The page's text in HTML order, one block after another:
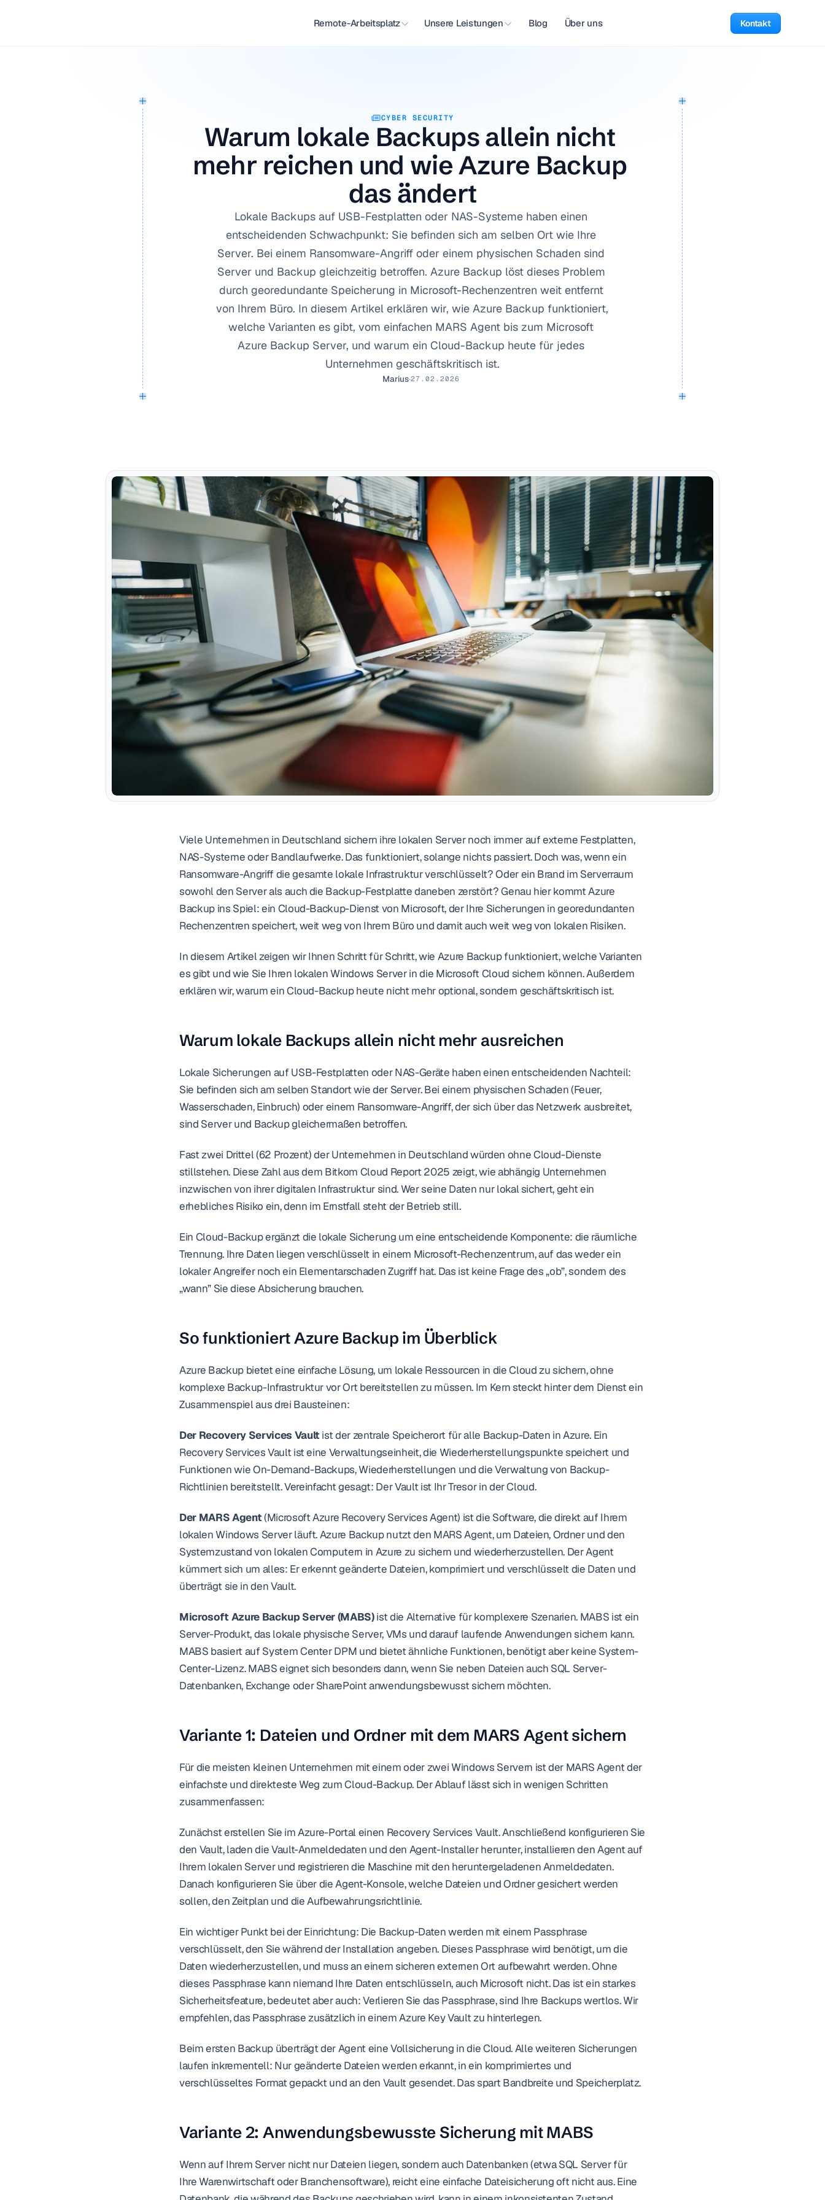
Remote-Arbeitsplatz Unsere Leistungen Blog Über uns Kontakt
CYBER SECURITY
Warum lokale Backups allein nicht
mehr reichen und wie Azure Backup
das ändert
Lokale Backups auf USB-Festplatten oder NAS-Systeme haben einen
entscheidenden Schwachpunkt: Sie befinden sich am selben Ort wie Ihre
Server. Bei einem Ransomware-Angriff oder einem physischen Schaden sind
Server und Backup gleichzeitig betroffen. Azure Backup löst dieses Problem
durch georedundante Speicherung in Microsoft-Rechenzentren weit entfernt
von Ihrem Büro. In diesem Artikel erklären wir, wie Azure Backup funktioniert,
welche Varianten es gibt, vom einfachen MARS Agent bis zum Microsoft
Azure Backup Server, und warum ein Cloud-Backup heute für jedes
Unternehmen geschäftskritisch ist.
Marius·27.02.2026
Viele Unternehmen in Deutschland sichern ihre lokalen Server noch immer auf externe Festplatten,
NAS-Systeme oder Bandlaufwerke. Das funktioniert, solange nichts passiert. Doch was, wenn ein
Ransomware-Angriff die gesamte lokale Infrastruktur verschlüsselt? Oder ein Brand im Serverraum
sowohl den Server als auch die Backup-Festplatte daneben zerstört? Genau hier kommt Azure
Backup ins Spiel: ein Cloud-Backup-Dienst von Microsoft, der Ihre Sicherungen in georedundanten
Rechenzentren speichert, weit weg von Ihrem Büro und damit auch weit weg von lokalen Risiken.
In diesem Artikel zeigen wir Ihnen Schritt für Schritt, wie Azure Backup funktioniert, welche Varianten
es gibt und wie Sie Ihren lokalen Windows Server in die Microsoft Cloud sichern können. Außerdem
erklären wir, warum ein Cloud-Backup heute nicht mehr optional, sondern geschäftskritisch ist.
Warum lokale Backups allein nicht mehr ausreichen
Lokale Sicherungen auf USB-Festplatten oder NAS-Geräte haben einen entscheidenden Nachteil:
Sie befinden sich am selben Standort wie der Server. Bei einem physischen Schaden (Feuer,
Wasserschaden, Einbruch) oder einem Ransomware-Angriff, der sich über das Netzwerk ausbreitet,
sind Server und Backup gleichermaßen betroffen.
Fast zwei Drittel (62 Prozent) der Unternehmen in Deutschland würden ohne Cloud-Dienste
stillstehen. Diese Zahl aus dem Bitkom Cloud Report 2025 zeigt, wie abhängig Unternehmen
inzwischen von ihrer digitalen Infrastruktur sind. Wer seine Daten nur lokal sichert, geht ein
erhebliches Risiko ein, denn im Ernstfall steht der Betrieb still.
Ein Cloud-Backup ergänzt die lokale Sicherung um eine entscheidende Komponente: die räumliche
Trennung. Ihre Daten liegen verschlüsselt in einem Microsoft-Rechenzentrum, auf das weder ein
lokaler Angreifer noch ein Elementarschaden Zugriff hat. Das ist keine Frage des „ob”, sondern des
„wann” Sie diese Absicherung brauchen.
So funktioniert Azure Backup im Überblick
Azure Backup bietet eine einfache Lösung, um lokale Ressourcen in die Cloud zu sichern, ohne
komplexe Backup-Infrastruktur vor Ort bereitstellen zu müssen. Im Kern steckt hinter dem Dienst ein
Zusammenspiel aus drei Bausteinen:
Der Recovery Services Vault ist der zentrale Speicherort für alle Backup-Daten in Azure. Ein
Recovery Services Vault ist eine Verwaltungseinheit, die Wiederherstellungspunkte speichert und
Funktionen wie On-Demand-Backups, Wiederherstellungen und die Verwaltung von Backup-
Richtlinien bereitstellt. Vereinfacht gesagt: Der Vault ist Ihr Tresor in der Cloud.
Der MARS Agent (Microsoft Azure Recovery Services Agent) ist die Software, die direkt auf Ihrem
lokalen Windows Server läuft. Azure Backup nutzt den MARS Agent, um Dateien, Ordner und den
Systemzustand von lokalen Computern in Azure zu sichern und wiederherzustellen. Der Agent
kümmert sich um alles: Er erkennt geänderte Dateien, komprimiert und verschlüsselt die Daten und
überträgt sie in den Vault.
Microsoft Azure Backup Server (MABS) ist die Alternative für komplexere Szenarien. MABS ist ein
Server-Produkt, das lokale physische Server, VMs und darauf laufende Anwendungen sichern kann.
MABS basiert auf System Center DPM und bietet ähnliche Funktionen, benötigt aber keine System-
Center-Lizenz. MABS eignet sich besonders dann, wenn Sie neben Dateien auch SQL Server-
Datenbanken, Exchange oder SharePoint anwendungsbewusst sichern möchten.
Variante 1: Dateien und Ordner mit dem MARS Agent sichern
Für die meisten kleinen Unternehmen mit einem oder zwei Windows Servern ist der MARS Agent der
einfachste und direkteste Weg zum Cloud-Backup. Der Ablauf lässt sich in wenigen Schritten
zusammenfassen:
Zunächst erstellen Sie im Azure-Portal einen Recovery Services Vault. Anschließend konfigurieren Sie
den Vault, laden die Vault-Anmeldedaten und den Agent-Installer herunter, installieren den Agent auf
Ihrem lokalen Server und registrieren die Maschine mit den heruntergeladenen Anmeldedaten.
Danach konfigurieren Sie über die Agent-Konsole, welche Dateien und Ordner gesichert werden
sollen, den Zeitplan und die Aufbewahrungsrichtlinie.
Ein wichtiger Punkt bei der Einrichtung: Die Backup-Daten werden mit einem Passphrase
verschlüsselt, den Sie während der Installation angeben. Dieses Passphrase wird benötigt, um die
Daten wiederherzustellen, und muss an einem sicheren externen Ort aufbewahrt werden. Ohne
dieses Passphrase kann niemand Ihre Daten entschlüsseln, auch Microsoft nicht. Das ist ein starkes
Sicherheitsfeature, bedeutet aber auch: Verlieren Sie das Passphrase, sind Ihre Backups wertlos. Wir
empfehlen, das Passphrase zusätzlich in einem Azure Key Vault zu hinterlegen.
Beim ersten Backup überträgt der Agent eine Vollsicherung in die Cloud. Alle weiteren Sicherungen
laufen inkrementell: Nur geänderte Dateien werden erkannt, in ein komprimiertes und
verschlüsseltes Format gepackt und an den Vault gesendet. Das spart Bandbreite und Speicherplatz.
Variante 2: Anwendungsbewusste Sicherung mit MABS
Wenn auf Ihrem Server nicht nur Dateien liegen, sondern auch Datenbanken (etwa SQL Server für
Ihre Warenwirtschaft oder Branchensoftware), reicht eine einfache Dateisicherung oft nicht aus. Eine